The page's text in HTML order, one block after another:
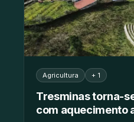
Agricultura + 1
Tresminas torna-
com aquecimento